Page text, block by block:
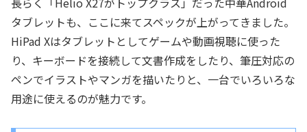
タブレットも、ここに来てスペックが上がってきました。
HiPad Xはタブレットとしてゲームや動画視聴に使った
り、キーボードを接続して文書作成をしたり、筆圧対応の
ペンでイラストやマンガを描いたりと、一台でいろいろな
用途に使えるのが魅力です。